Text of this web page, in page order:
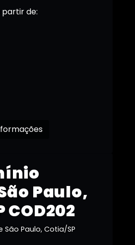
Paulo,
COD202
Paulo, Cotia/SP
partir de: